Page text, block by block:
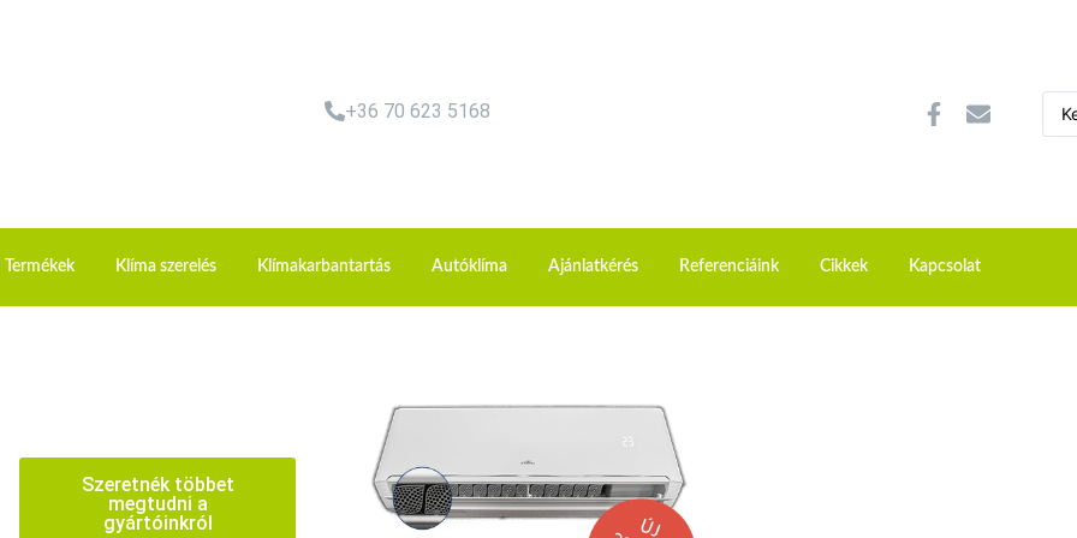
+36 70 623 5168
Termékek Klíma szerelés Klímakarbantartás Autóklíma Ajánlatkérés Referenciáink Cikkek Kapcsolat
Szeretnék többet
megtudni a
gyártóinkról